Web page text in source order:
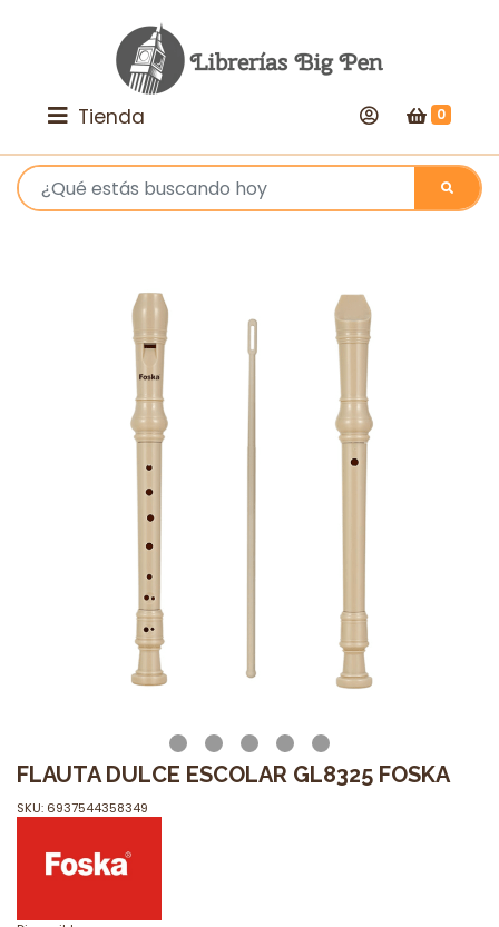
Tienda 0
FLAUTA DULCE ESCOLAR GL8325 FOSKA
SKU: 6937544358349